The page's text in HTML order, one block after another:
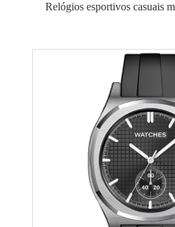
Relógios esportivos casuais